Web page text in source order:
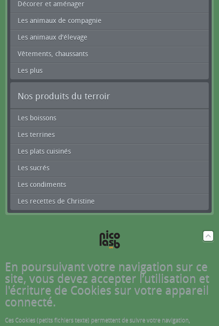
Décorer et aménager
Les animaux de compagnie
Les animaux d'élevage
Vêtements, chaussants
Les plus
Nos produits du terroir
Les boissons
Les terrines
Les plats cuisinés
Les sucrés
Les condiments
Les recettes de Christine
En poursuivant votre navigation sur ce
site, vous devez accepter l’utilisation et
l'écriture de Cookies sur votre appareil
connecté.
Ces Cookies (petits fichiers texte) permettent de suivre votre navigation,